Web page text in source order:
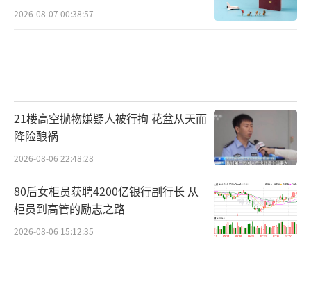
2026-08-07 00:38:57
21楼高空抛物嫌疑人被行拘 花盆从天而
降险酿祸
2026-08-06 22:48:28
80后女柜员获聘4200亿银行副行长 从
柜员到高管的励志之路
2026-08-06 15:12:35